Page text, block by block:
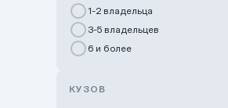
GWM Nurly Zhol
Chery Astana
1-2 владельца
3-5 владельцев
6 и более
КУЗОВ